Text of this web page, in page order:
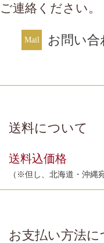
ご連絡ください。
お問い
送料について
送料込価格
（※但し、北海道・沖縄
お支払い方法に